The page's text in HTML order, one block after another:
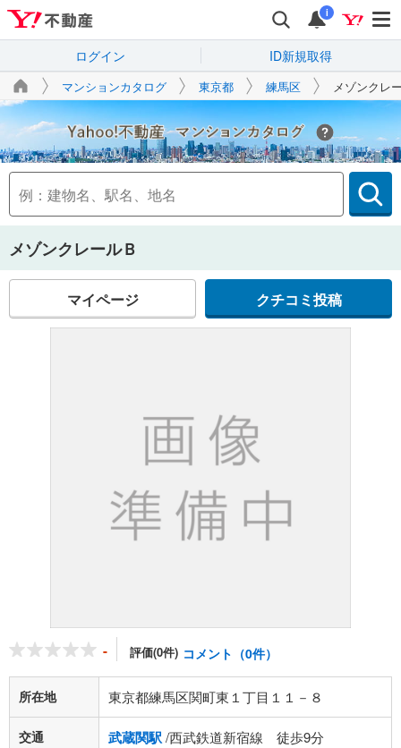
i
ログイン ID新規取得
マンションカタログ 東京都 練馬区 メゾンクレ
Yahoo!不動産
メゾンクレールＢ
マイページ クチコミ投稿
- 評価(0件) コメント（0件）
所在地 東京都練馬区関町東１丁目１１－８
交通 武蔵関駅/西武鉄道新宿線 徒歩9分